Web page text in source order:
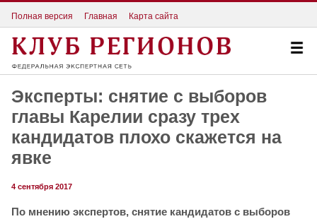
Полная версия Главная Карта сайта
Эксперты: снятие с выборов
главы Карелии сразу трех
кандидатов плохо скажется на
явке
4 сентября 2017
По мнению экспертов, снятие кандидатов с выборов